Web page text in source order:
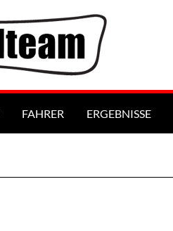
FAHRER ERGEBNISSE